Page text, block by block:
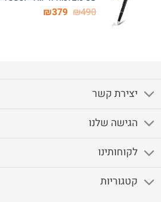
₪490
המחיר
₪379 המחיר
יצירת קשר
הגישה שלנו
לקוחותינו
קטגוריות